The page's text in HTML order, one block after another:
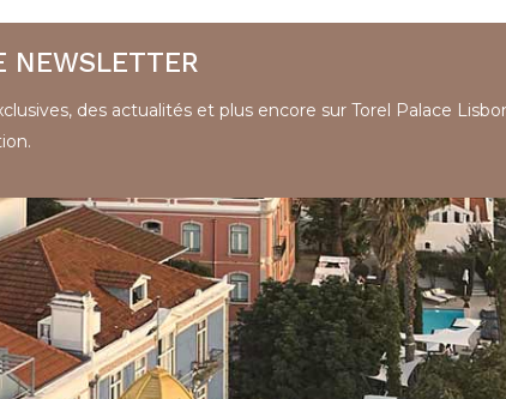
NEWSLETTER
des actualités et plus encore sur Torel Palace